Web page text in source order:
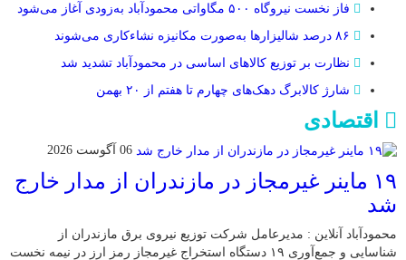
فاز نخست نیروگاه ۵۰۰ مگاواتی محمودآباد به‌زودی آغاز می‌شود
نظارت بر توزیع کالا‌های اساسی در محمودآباد تشدید شد
شارژ کالابرگ دهک‌های چهارم تا هفتم از ۲۰ بهمن
اقتصادی
06 آگوست 2026
۱۹ ماینر غیرمجاز در مازندران از مدار خارج
شد
محمودآباد آنلاین : مدیرعامل شرکت توزیع نیروی برق مازندران از
شناسایی و جمع‌آوری ۱۹ دستگاه استخراج غیرمجاز رمز ارز در نیمه نخست